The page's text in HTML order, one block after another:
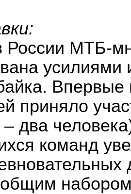
России МТБ-
усилиями
Впервые
приняло
два
команд